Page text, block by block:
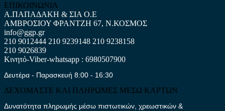
ΕΠΙΚΟΙΝΩΝΙΑ
Α.ΠΑΠΑΔΑΚΗ & ΣΙΑ Ο.Ε
ΑΜΒΡΟΣΙΟΥ ΦΡΑΝΤΖΗ 67, Ν.ΚΟΣΜΟΣ
info@ggp.gr
210 9012444 210 9239148 210 9238158
210 9026839
Κινητό-Viber-whatsapp : 6980507900
Δευτέρα - Παρασκευή 8:00 - 16:30
ΔΕΧΟΜΑΣΤΕ ΚΑΙ ΠΛΗΡΩΜΕΣ ΜΕΣΩ ΚΑΡΤΩΝ
Δυνατότητα πληρωμής μέσω πιστωτικών, χρεωστικών &